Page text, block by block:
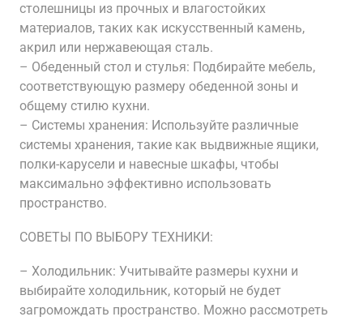
столешницы из прочных и влагостойких
материалов, таких как искусственный камень,
акрил или нержавеющая сталь.
– Обеденный стол и стулья: Подбирайте мебель,
соответствующую размеру обеденной зоны и
общему стилю кухни.
– Системы хранения: Используйте различные
системы хранения, такие как выдвижные ящики,
полки-карусели и навесные шкафы, чтобы
максимально эффективно использовать
пространство.
СОВЕТЫ ПО ВЫБОРУ ТЕХНИКИ:
– Холодильник: Учитывайте размеры кухни и
выбирайте холодильник, который не будет
загромождать пространство. Можно рассмотреть